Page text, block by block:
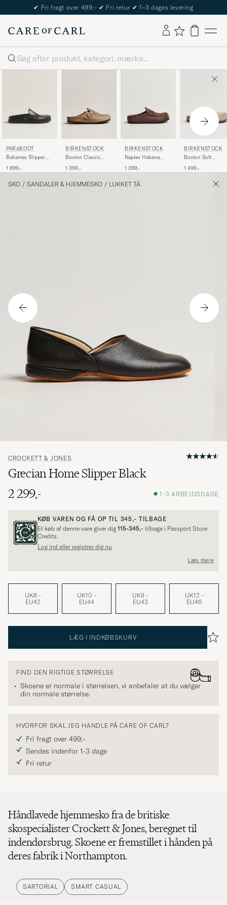
The Care of Carl Passport
Søg
PARABOOT
Bahamas Slipper
1 899,-
BIRKENSTOCK
Boston Classic
Oiled Leather
1 399,-
BIRKENSTOCK
Naples Habana
1 399,-
BIRKENSTOCK
Boston Soft
Suede
1 499,-
SKO / SANDALER & HJEMMESKO / LUKKET TÅ
CROCKETT & JONES
Grecian Home Slipper Black
2 299,-
1-3 ARBEJDSDAGE
KØB VAREN OG FÅ OP TIL 345,- TILBAGE
Et køb af denne vare giver dig 115-345,- tilbage i Passport Store
Credits.
Log ind eller registrer dig nu
Læs mere
UK8 -
EU42
UK10 -
EU44
UK9 -
EU43
UK12 -
EU46
LÆG I INDKØBSKURV
FIND DEN RIGTIGE STØRRELSE
Skoene er normale i størrelsen, vi anbefaler at du vælger
din normale størrelse.
HVORFOR SKAL JEG HANDLE PÅ CARE OF CARL?
Fri fragt over 499;-
Sendes indenfor 1-3 dage
Fri retur
Håndlavede hjemmesko fra de britiske
skospecialister Crockett & Jones, beregnet til
indendørsbrug. Skoene er fremstillet i hånden på
deres fabrik i Northampton.
SARTORIAL SMART CASUAL